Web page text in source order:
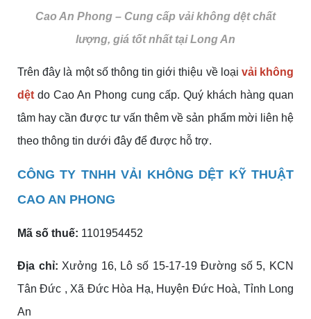
Cao An Phong – Cung cấp vải không dệt chất
lượng, giá tốt nhất tại Long An
Trên đây là một số thông tin giới thiệu về loại vải không
dệt do Cao An Phong cung cấp. Quý khách hàng quan
tâm hay cần được tư vấn thêm về sản phẩm mời liên hệ
theo thông tin dưới đây để được hỗ trợ.
CÔNG TY TNHH VẢI KHÔNG DỆT KỸ THUẬT
CAO AN PHONG
Mã số thuế: 1101954452
Địa chỉ: Xưởng 16, Lô số 15-17-19 Đường số 5, KCN
Tân Đức , Xã Đức Hòa Hạ, Huyện Đức Hoà, Tỉnh Long
An